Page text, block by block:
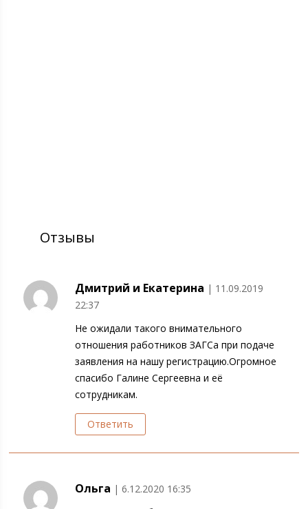
Отзывы
Дмитрий и Екатерина | 11.09.2019
22:37
Не ожидали такого внимательного
отношения работников ЗАГСа при подаче
заявления на нашу регистрацию.Огромное
спасибо Галине Сергеевна и её
сотрудникам.
Ответить
Ольга | 6.12.2020 16:35